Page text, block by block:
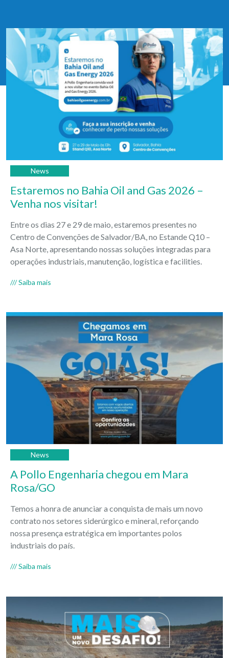
News
Estaremos no Bahia Oil and Gas 2026 –
Venha nos visitar!
Entre os dias 27 e 29 de maio, estaremos presentes no
Centro de Convenções de Salvador/BA, no Estande Q10 –
Asa Norte, apresentando nossas soluções integradas para
operações industriais, manutenção, logística e facilities.
/// Saiba mais
News
A Pollo Engenharia chegou em Mara
Rosa/GO
Temos a honra de anunciar a conquista de mais um novo
contrato nos setores siderúrgico e mineral, reforçando
nossa presença estratégica em importantes polos
industriais do país.
/// Saiba mais